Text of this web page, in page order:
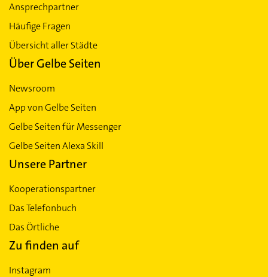
Ansprechpartner
Häufige Fragen
Übersicht aller Städte
Über Gelbe Seiten
Newsroom
App von Gelbe Seiten
Gelbe Seiten für Messenger
Gelbe Seiten Alexa Skill
Unsere Partner
Kooperationspartner
Das Telefonbuch
Das Örtliche
Zu finden auf
Instagram